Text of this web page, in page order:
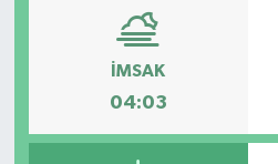
İMSAK
04:03
GÜNCEL
YAŞAM